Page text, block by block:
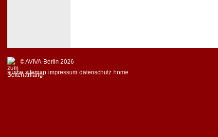
© AVIVA-Berlin 2026
suche sitemap impressum datenschutz home